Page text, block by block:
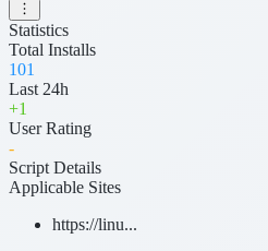
Statistics
Total Installs
101
Last 24h
+1
User Rating
-
Script Details
Applicable Sites
https://linu...